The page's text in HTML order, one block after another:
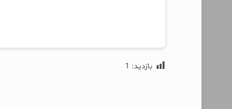
بازدید: 1